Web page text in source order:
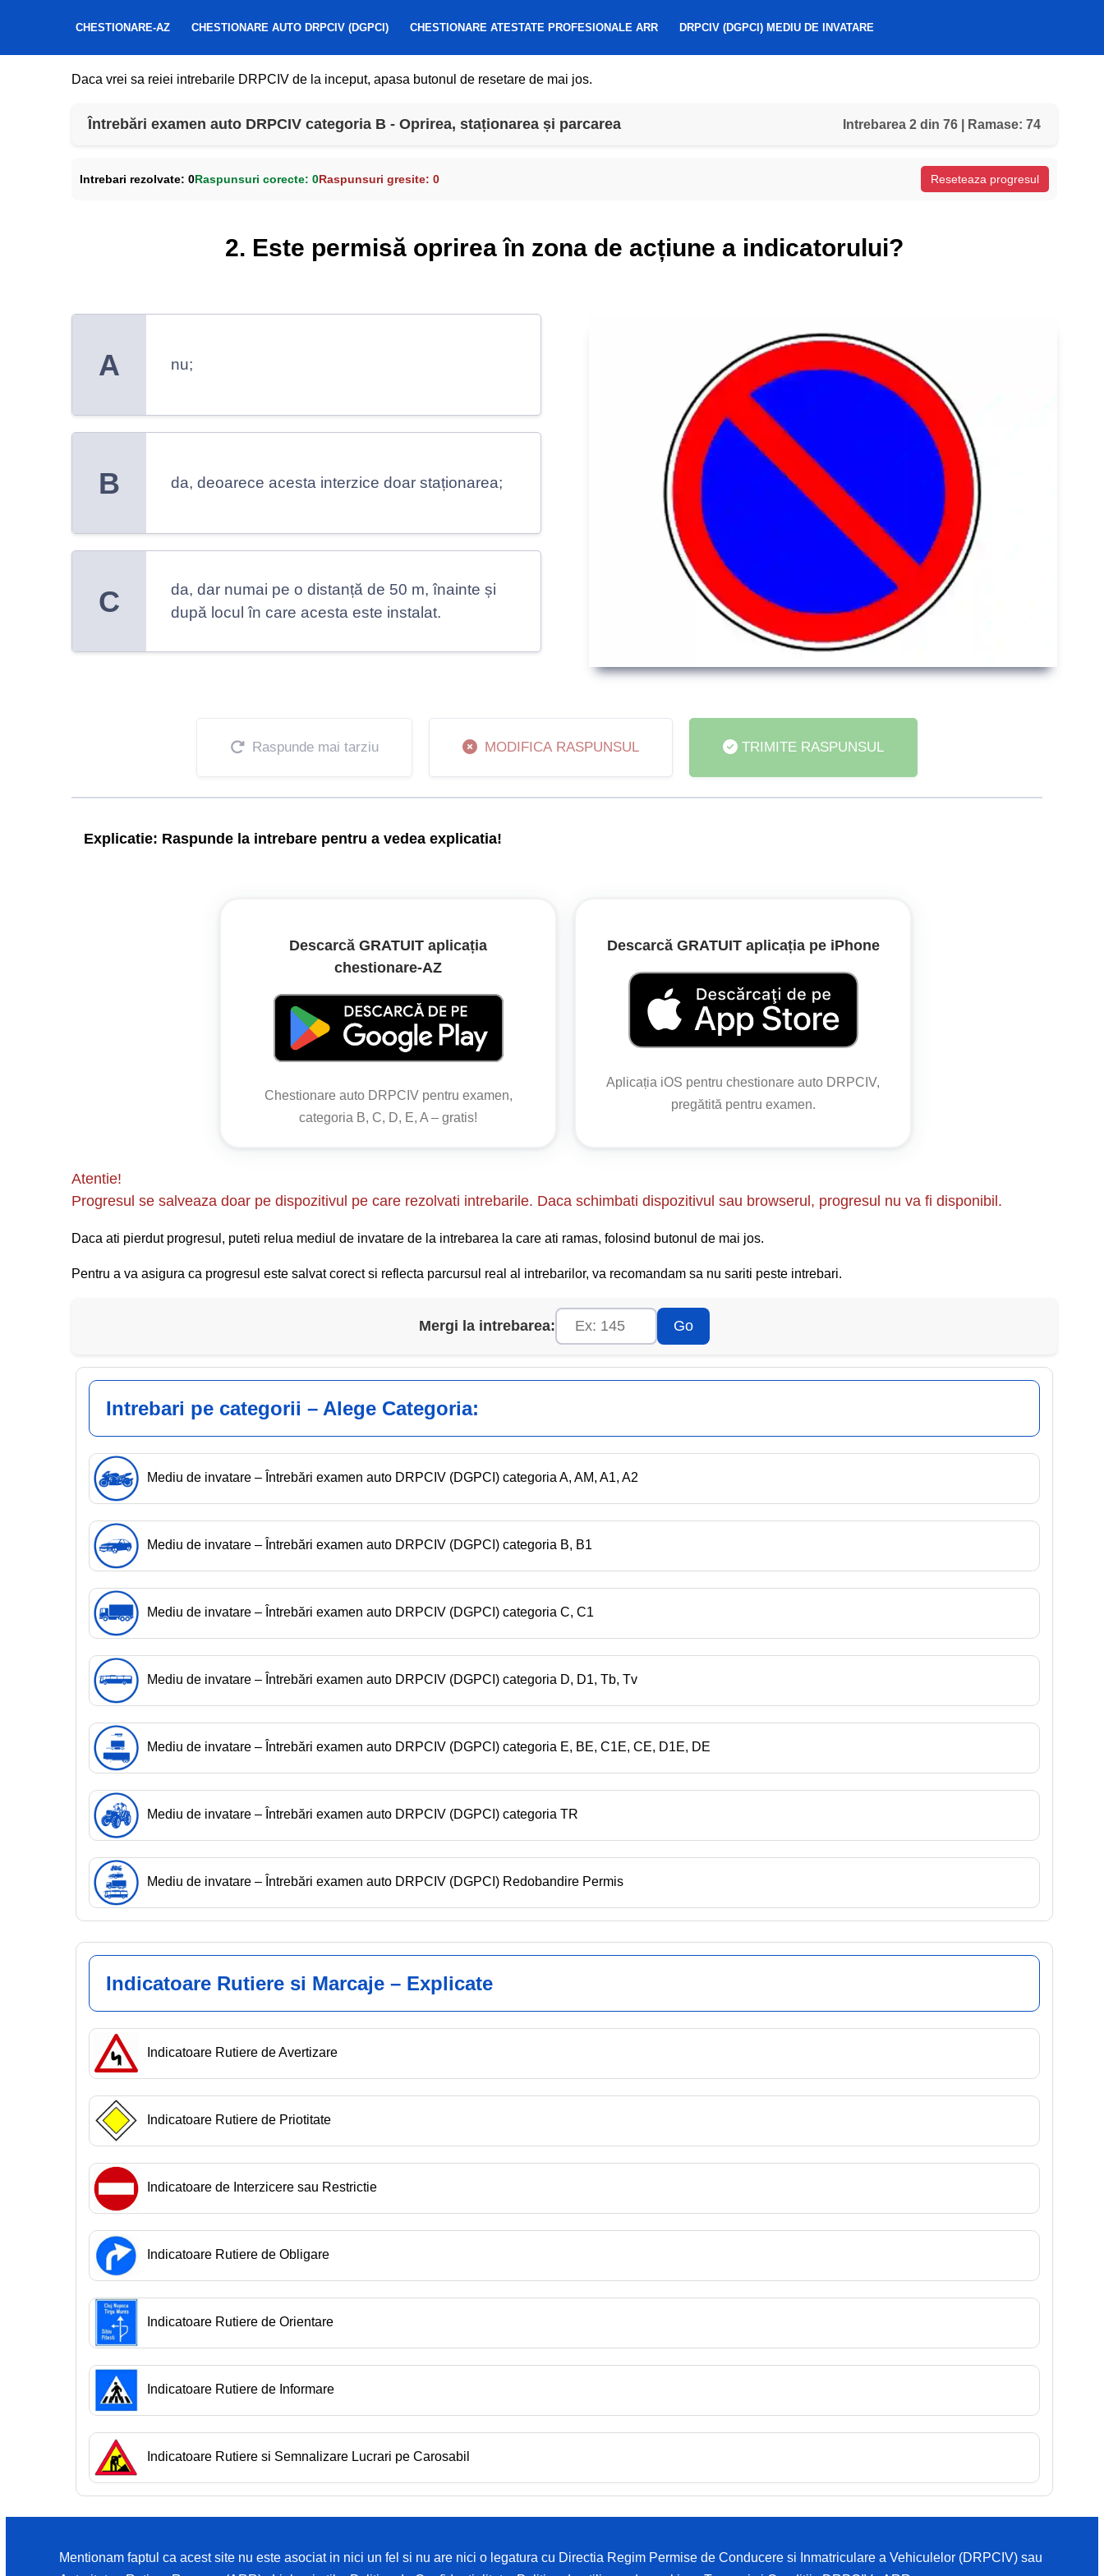
CHESTIONARE-AZ CHESTIONARE AUTO DRPCIV (DGPCI) CHESTIONARE ATESTATE PROFESIONALE ARR DRPCIV (DGPCI) MEDIU DE INVATARE
Daca vrei sa reiei intrebarile DRPCIV de la inceput, apasa butonul de resetare de mai jos.
Întrebări examen auto DRPCIV categoria B - Oprirea, staționarea și parcarea Intrebarea 2 din 76 | Ramase: 74
Intrebari rezolvate: 0Raspunsuri corecte: 0Raspunsuri gresite: 0 Reseteaza progresul
2. Este permisă oprirea în zona de acțiune a indicatorului?
A nu;
B da, deoarece acesta interzice doar staționarea;
C
da, dar numai pe o distanță de 50 m, înainte și
după locul în care acesta este instalat.
Raspunde mai tarziu MODIFICA RASPUNSUL TRIMITE RASPUNSUL
Explicatie: Raspunde la intrebare pentru a vedea explicatia!
Regulamentul de aplicare a OUG nr. 195/2002
(1) Se consideră oprire imobilizarea voluntară a unui vehicul pe drumul public, pe o durată de cel mult 5 minute. Peste această durată, imobilizarea se consideră
Descarcă GRATUIT aplicația
chestionare‑AZ
Chestionare auto DRPCIV pentru examen,
categoria B, C, D, E, A – gratis!
Descarcă GRATUIT aplicația pe iPhone
Aplicația iOS pentru chestionare auto DRPCIV,
pregătită pentru examen.
Atentie!
Progresul se salveaza doar pe dispozitivul pe care rezolvati intrebarile. Daca schimbati dispozitivul sau browserul, progresul nu va fi disponibil.
Daca ati pierdut progresul, puteti relua mediul de invatare de la intrebarea la care ati ramas, folosind butonul de mai jos.
Pentru a va asigura ca progresul este salvat corect si reflecta parcursul real al intrebarilor, va recomandam sa nu sariti peste intrebari.
Mergi la intrebarea: Go
Intrebari pe categorii – Alege Categoria:
Mediu de invatare – Întrebări examen auto DRPCIV (DGPCI) categoria A, AM, A1, A2
Mediu de invatare – Întrebări examen auto DRPCIV (DGPCI) categoria B, B1
Mediu de invatare – Întrebări examen auto DRPCIV (DGPCI) categoria C, C1
Mediu de invatare – Întrebări examen auto DRPCIV (DGPCI) categoria D, D1, Tb, Tv
Mediu de invatare – Întrebări examen auto DRPCIV (DGPCI) categoria E, BE, C1E, CE, D1E, DE
Mediu de invatare – Întrebări examen auto DRPCIV (DGPCI) categoria TR
Mediu de invatare – Întrebări examen auto DRPCIV (DGPCI) Redobandire Permis
Indicatoare Rutiere si Marcaje – Explicate
Indicatoare Rutiere de Avertizare
Indicatoare Rutiere de Priotitate
Indicatoare de Interzicere sau Restrictie
Indicatoare Rutiere de Obligare
Indicatoare Rutiere de Orientare
Indicatoare Rutiere de Informare
Indicatoare Rutiere si Semnalizare Lucrari pe Carosabil
Mentionam faptul ca acest site nu este asociat in nici un fel si nu are nici o legatura cu Directia Regim Permise de Conducere si Inmatriculare a Vehiculelor (DRPCIV) sau